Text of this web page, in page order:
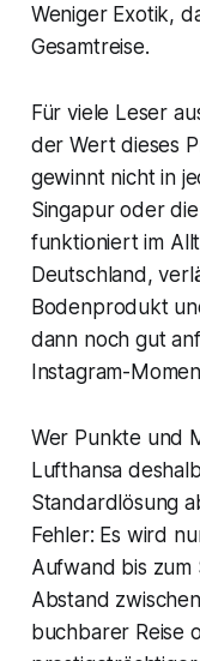
Weniger Exotik,
Gesamtreise.
Für viele Leser
der Wert dieses
gewinnt nicht in
Singapur oder
funktioniert im
Deutschland,
Bodenprodukt
dann noch gut
Instagram-
Wer Punkte und
Lufthansa
Standardlösung
Fehler: Es wird
Aufwand bis zum
Abstand
buchbarer Reise